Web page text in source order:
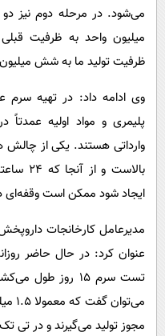
می‌شود. در مرحله دوم نیز
میلیون واحد به ظرفیت
ظرفیت تولید ما به شش
وی ادامه داد: در تهیه سرم
پلیمری و مواد اولیه عمدتاً
وارداتی هستند. یکی از
ایجاد شود ممکن است وقفه‌ای
مدیرعامل کارخانجات
مجوز تولید می‌گیرند و در تی